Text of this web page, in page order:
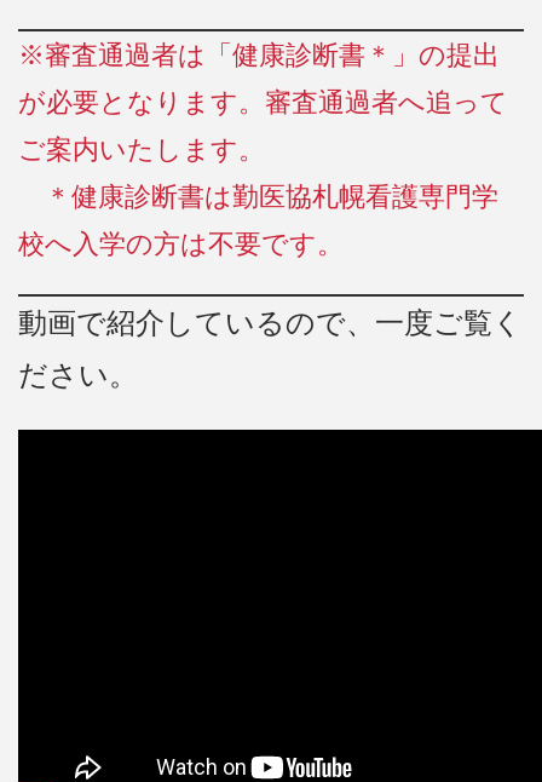
※審査通過者は「健康診断書＊」の提出
が必要となります。審査通過者へ追って
ご案内いたします。
＊健康診断書は勤医協札幌看護専門学
校へ入学の方は不要です。
動画で紹介しているので、一度ご覧く
ださい。